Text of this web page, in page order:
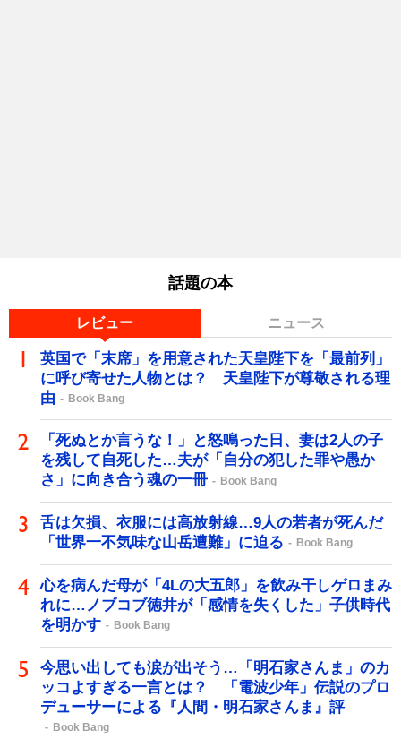
話題の本
レビュー ニュース
英国で「末席」を用意された天皇陛下を「最前列」
に呼び寄せた人物とは？ 天皇陛下が尊敬される理
由
Book Bang
「死ぬとか言うな！」と怒鳴った日、妻は2人の子
を残して自死した…夫が「自分の犯した罪や愚か
さ」に向き合う魂の一冊
Book Bang
舌は欠損、衣服には高放射線…9人の若者が死んだ
「世界一不気味な山岳遭難」に迫る
Book Bang
心を病んだ母が「4Lの大五郎」を飲み干しゲロまみ
れに…ノブコブ徳井が「感情を失くした」子供時代
を明かす
Book Bang
今思い出しても涙が出そう…「明石家さんま」のカ
ッコよすぎる一言とは？ 「電波少年」伝説のプロ
デューサーによる『人間・明石家さんま』評
Book Bang